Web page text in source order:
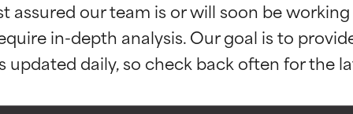
assured our team is or will soon be
in-depth analysis. Our goal is to
door onafhankelijk onderzoek. Uitstekend actief
of huidproblemen.
door onafhankelijk onderzoek. Uitstekend actief
of huidproblemen.